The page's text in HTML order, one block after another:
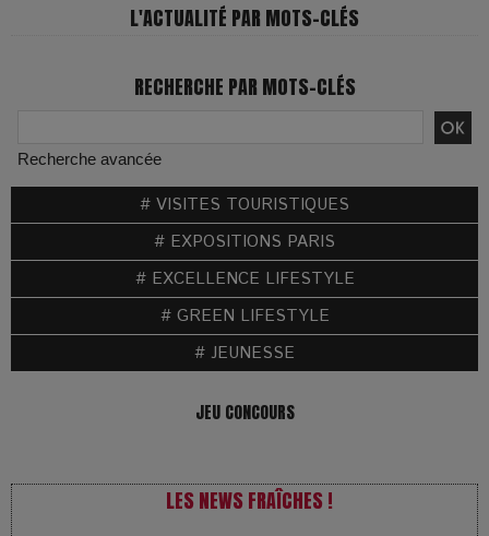
L'ACTUALITÉ PAR MOTS-CLÉS
RECHERCHE PAR MOTS-CLÉS
Recherche avancée
# VISITES TOURISTIQUES
# EXPOSITIONS PARIS
# EXCELLENCE LIFESTYLE
# GREEN LIFESTYLE
# JEUNESSE
JEU CONCOURS
LES NEWS FRAÎCHES !